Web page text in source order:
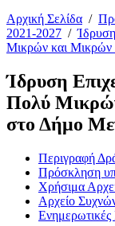
Αρχική Σελίδα /
2021-2027 /
Μικρών και Μικρών
Ίδρυση
Πολύ
στο Δήμο
Περιγραφή
Πρόσκληση
Χρήσιμα
Αρχείο